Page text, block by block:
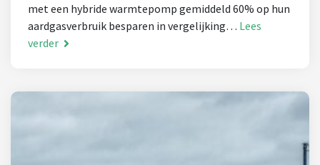
met een hybride warmtepomp gemiddeld 60% op hun
aardgasverbruik besparen in vergelijking… Lees
verder